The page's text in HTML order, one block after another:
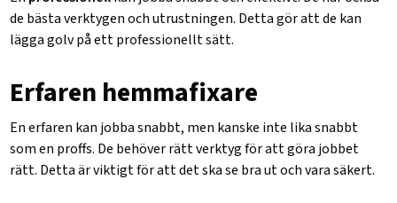
de bästa verktygen och utrustningen. Detta gör att de kan
lägga golv på ett professionellt sätt.
Erfaren hemmafixare
En erfaren kan jobba snabbt, men kanske inte lika snabbt
som en proffs. De behöver rätt verktyg för att göra jobbet
rätt. Detta är viktigt för att det ska se bra ut och vara säkert.